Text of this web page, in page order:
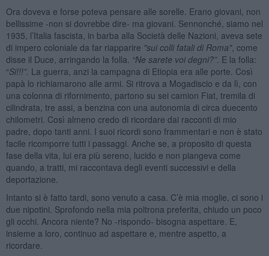
Ora doveva e forse poteva pensare alle sorelle. Erano giovani, non
bellissime -non si dovrebbe dire- ma giovani. Sennonché, siamo nel
1935, l’Italia fascista, in barba alla Società delle Nazioni, aveva sete
di impero coloniale da far riapparire "sui colli fatali di Roma", come
disse il Duce, arringando la folla. “Ne sarete voi degni?”. E la folla:
“Si!!!”. La guerra, anzi la campagna di Etiopia era alle porte. Così
papà lo richiamarono alle armi. Si ritrova a Mogadiscio e da lì, con
una colonna di rifornimento, partono su sei camion Fiat, tremila di
cilindrata, tre assi, a benzina con una autonomia di circa duecento
chilometri. Così almeno credo di ricordare dai racconti di mio
padre, dopo tanti anni. I suoi ricordi sono frammentari e non è stato
facile ricomporre tutti i passaggi. Anche se, a proposito di questa
fase della vita, lui era più sereno, lucido e non piangeva come
quando, a tratti, mi raccontava degli eventi successivi e della
deportazione.
Intanto si è fatto tardi, sono venuto a casa. C’è mia moglie, ci sono i
due nipotini. Sprofondo nella mia poltrona preferita, chiudo un poco
gli occhi. Ancora niente? No -rispondo- bisogna aspettare. E,
insieme a loro, continuo ad aspettare e, mentre aspetto, a
ricordare.